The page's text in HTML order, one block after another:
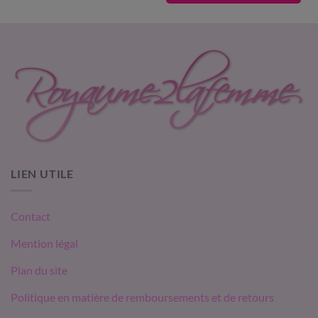
la
page
choisies
sur
LIEN UTILE
Contact
Mention légal
Plan du site
Politique en matière de remboursements et de retours